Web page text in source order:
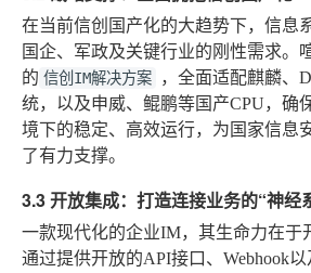
在当前信创国产化的大趋势下，信息
国企、军政及关键行业的刚性需求。
的 信创IM解决方案
，全面适配麒麟、
统，以及申威、鲲鹏等国产CPU，确
境下的稳定、高效运行，为国家信息
了有力支撑。
3.3 开放集成：打造连接业务的“神经
一款现代化的企业IM，其生命力在于
通过提供开放的API接口、Webhook